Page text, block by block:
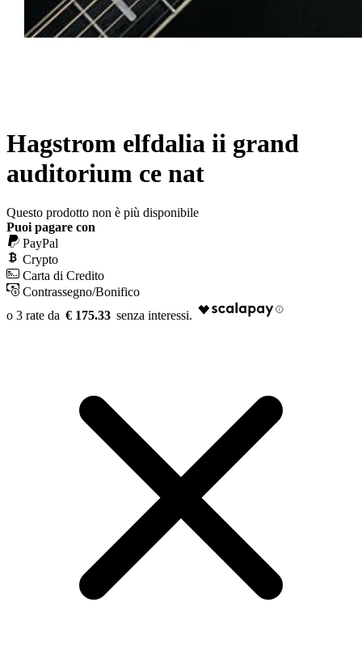
Hagstrom elfdalia ii grand
auditorium ce nat
Questo prodotto non è più disponibile
Puoi pagare con
PayPal
Crypto
Carta di Credito
Contrassegno/Bonifico
€ 175.33